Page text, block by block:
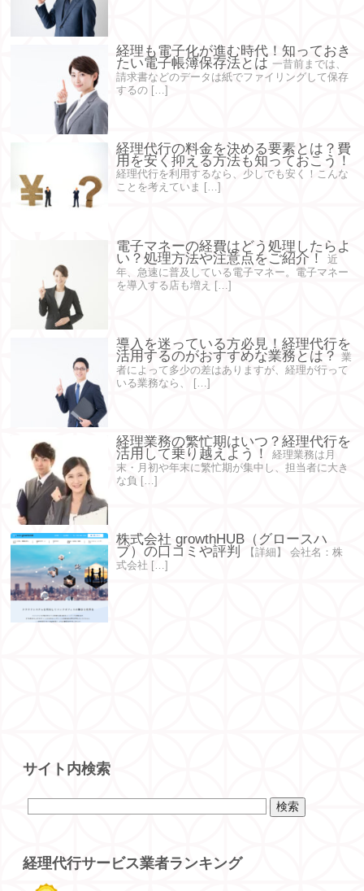
経理も電子化が進む時代！知っておき
たい電子帳簿保存法とは 一昔前までは、
請求書などのデータは紙でファイリングして保存
するの […]
経理代行の料金を決める要素とは？費
用を安く抑える方法も知っておこう！
経理代行を利用するなら、少しでも安く！こんな
ことを考えていま […]
電子マネーの経費はどう処理したらよ
い？処理方法や注意点をご紹介！
近
年、急速に普及している電子マネー。電子マネー
を導入する店も増え […]
導入を迷っている方必見！経理代行を
活用するのがおすすめな業務とは？
業
者によって多少の差はありますが、経理が行って
いる業務なら、 […]
経理業務の繁忙期はいつ？経理代行を
活用して乗り越えよう！
経理業務は月
末・月初や年末に繁忙期が集中し、担当者に大き
な負 […]
株式会社 growthHUB（グロースハ
ブ）の口コミや評判
【詳細】 会社名：株
式会社 […]
サイト内検索
経理代行サービス業者ランキング